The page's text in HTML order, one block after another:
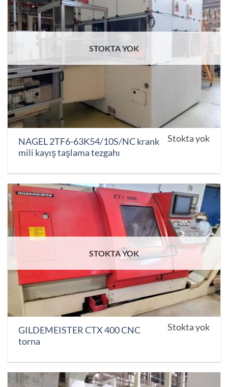
STOKTA YOK
NAGEL 2TF6-63K54/10S/NC krank
mili kayış taşlama tezgahı
Stokta yok
STOKTA YOK
GILDEMEISTER CTX 400 CNC
torna
Stokta yok